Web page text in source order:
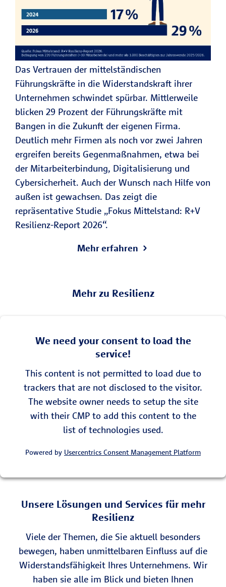
Das Vertrauen der mittelständischen
Führungskräfte in die Widerstandskraft ihrer
Unternehmen schwindet spürbar. Mittlerweile
blicken 29 Prozent der Führungskräfte mit
Bangen in die Zukunft der eigenen Firma.
Deutlich mehr Firmen als noch vor zwei Jahren
ergreifen bereits Gegenmaßnahmen, etwa bei
der Mitarbeiterbindung, Digitalisierung und
Cybersicherheit. Auch der Wunsch nach Hilfe von
außen ist gewachsen. Das zeigt die
repräsentative Studie „Fokus Mittelstand: R+V
Resilienz-Report 2026“.
Mehr erfahren
Mehr zu Resilienz
We need your consent to load the
service!
This content is not permitted to load due to
trackers that are not disclosed to the visitor.
The website owner needs to setup the site
with their CMP to add this content to the
list of technologies used.
Powered by Usercentrics Consent Management Platform
Unsere Lösungen und Services für mehr
Resilienz
Viele der Themen, die Sie aktuell besonders
bewegen, haben unmittelbaren Einfluss auf die
Widerstandsfähigkeit Ihres Unternehmens. Wir
haben sie alle im Blick und bieten Ihnen